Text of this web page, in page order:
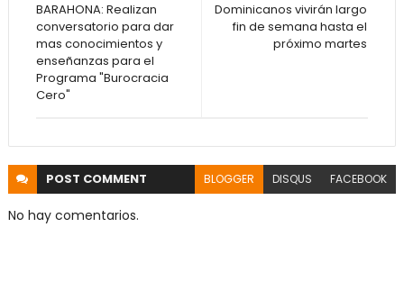
Dominicanos vivirán largo
fin de semana hasta el
próximo martes
BARAHONA: Realizan
conversatorio para dar
mas conocimientos y
enseñanzas para el
Programa "Burocracia
Cero"
POST COMMENT BLOGGER DISQUS FACEBOOK
No hay comentarios.